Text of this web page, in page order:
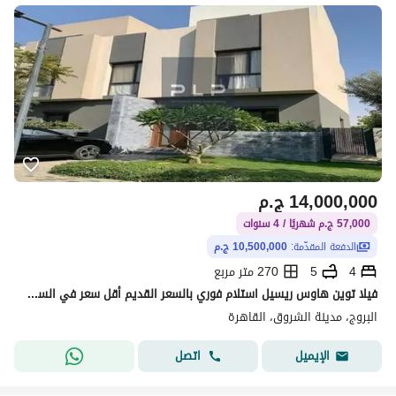
ج.م14,000,000
57,000 ج.م شهريًا / 4 سنوات
الدفعة المقدّمة: 10,500,000 ج.م
4
5
270 متر مربع
فيلا توين هاوس ريسيل استلام فوري بالسعر القديم أقل سعر في السوق و بتسهيلات لسرعة البيع في كمبوند البروج الشروق
البروج، مدينة الشروق، القاهرة
الإيميل
اتصل